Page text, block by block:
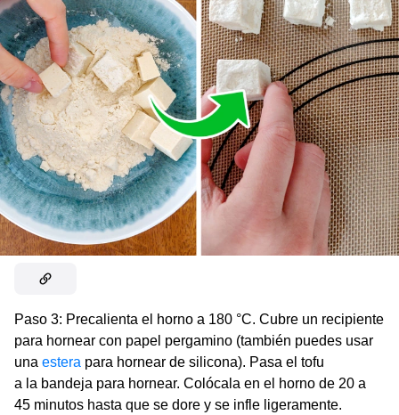
Paso 3: Precalienta el horno a 180 °C. Cubre un recipiente
para hornear con papel pergamino (también puedes usar
una estera para hornear de silicona). Pasa el tofu
a la bandeja para hornear. Colócala en el horno de 20 a
45 minutos hasta que se dore y se infle ligeramente.